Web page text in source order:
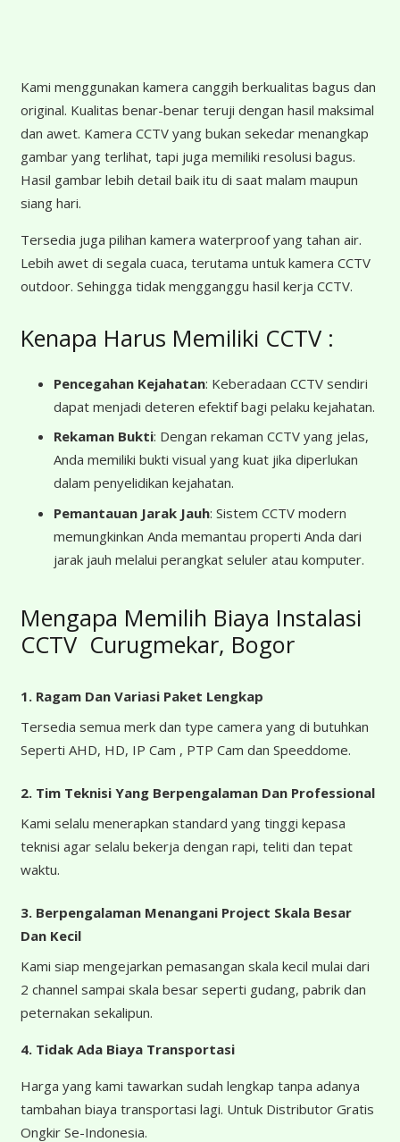
Kami menggunakan kamera canggih berkualitas bagus dan
original. Kualitas benar-benar teruji dengan hasil maksimal
dan awet. Kamera CCTV yang bukan sekedar menangkap
gambar yang terlihat, tapi juga memiliki resolusi bagus.
Hasil gambar lebih detail baik itu di saat malam maupun
siang hari.
Tersedia juga pilihan kamera waterproof yang tahan air.
Lebih awet di segala cuaca, terutama untuk kamera CCTV
outdoor. Sehingga tidak mengganggu hasil kerja CCTV.
Kenapa Harus Memiliki CCTV :
Pencegahan Kejahatan: Keberadaan CCTV sendiri
dapat menjadi deteren efektif bagi pelaku kejahatan.
Rekaman Bukti: Dengan rekaman CCTV yang jelas,
Anda memiliki bukti visual yang kuat jika diperlukan
dalam penyelidikan kejahatan.
Pemantauan Jarak Jauh: Sistem CCTV modern
memungkinkan Anda memantau properti Anda dari
jarak jauh melalui perangkat seluler atau komputer.
Mengapa Memilih Biaya Instalasi
CCTV Curugmekar, Bogor
1. Ragam Dan Variasi Paket Lengkap
Tersedia semua merk dan type camera yang di butuhkan
Seperti AHD, HD, IP Cam , PTP Cam dan Speeddome.
2. Tim Teknisi Yang Berpengalaman Dan Professional
Kami selalu menerapkan standard yang tinggi kepasa
teknisi agar selalu bekerja dengan rapi, teliti dan tepat
waktu.
3. Berpengalaman Menangani Project Skala Besar
Dan Kecil
Kami siap mengejarkan pemasangan skala kecil mulai dari
2 channel sampai skala besar seperti gudang, pabrik dan
peternakan sekalipun.
4. Tidak Ada Biaya Transportasi
Harga yang kami tawarkan sudah lengkap tanpa adanya
tambahan biaya transportasi lagi. Untuk Distributor Gratis
Ongkir Se-Indonesia.